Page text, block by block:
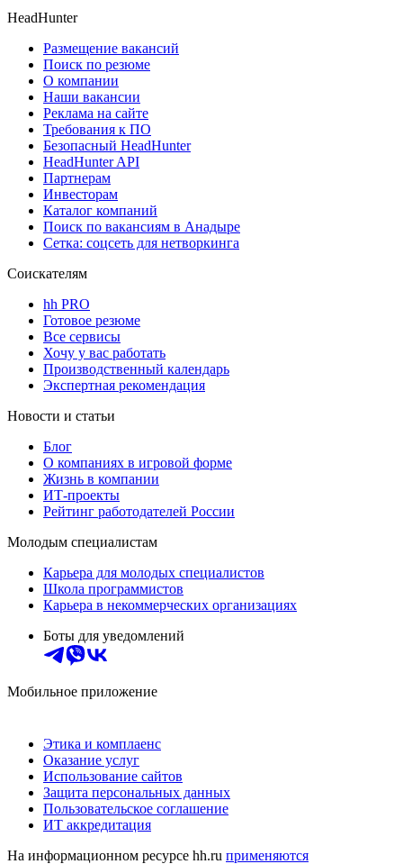
HeadHunter
Размещение вакансий
Поиск по резюме
О компании
Наши вакансии
Реклама на сайте
Требования к ПО
Безопасный HeadHunter
HeadHunter API
Партнерам
Инвесторам
Каталог компаний
Поиск по вакансиям в Анадыре
Сетка: соцсеть для нетворкинга
Соискателям
hh PRO
Готовое резюме
Все сервисы
Хочу у вас работать
Производственный календарь
Экспертная рекомендация
Новости и статьи
Блог
О компаниях в игровой форме
Жизнь в компании
ИТ-проекты
Рейтинг работодателей России
Молодым специалистам
Карьера для молодых специалистов
Школа программистов
Карьера в некоммерческих организациях
Боты для уведомлений
Мобильное приложение
Этика и комплаенс
Оказание услуг
Использование сайтов
Защита персональных данных
Пользовательское соглашение
ИТ аккредитация
На информационном ресурсе hh.ru применяются